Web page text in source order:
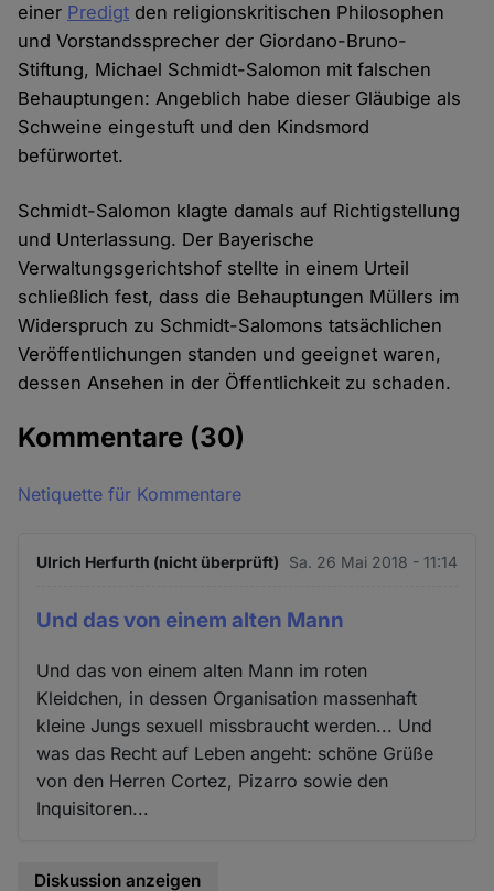
einer Predigt den religionskritischen Philosophen
und Vorstandssprecher der Giordano-Bruno-
Stiftung, Michael Schmidt-Salomon mit falschen
Behauptungen: Angeblich habe dieser Gläubige als
Schweine eingestuft und den Kindsmord
befürwortet.
Schmidt-Salomon klagte damals auf Richtigstellung
und Unterlassung. Der Bayerische
Verwaltungsgerichtshof stellte in einem Urteil
schließlich fest, dass die Behauptungen Müllers im
Widerspruch zu Schmidt-Salomons tatsächlichen
Veröffentlichungen standen und geeignet waren,
dessen Ansehen in der Öffentlichkeit zu schaden.
Kommentare (30)
Netiquette für Kommentare
Ulrich Herfurth (nicht überprüft) Sa. 26 Mai 2018 - 11:14
Und das von einem alten Mann
Und das von einem alten Mann im roten
Kleidchen, in dessen Organisation massenhaft
kleine Jungs sexuell missbraucht werden... Und
was das Recht auf Leben angeht: schöne Grüße
von den Herren Cortez, Pizarro sowie den
Inquisitoren...
Diskussion anzeigen